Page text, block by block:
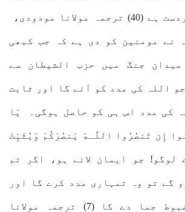
طاقتور اور زبردست ہے (40) ترجمہ مولانا مودودی،
نے مومنین کو دی ہے کہ جب کبھی
میدان جنگ میں حزب الشیطان سے
اللہ کی مدد کو آئے گا اور ثابت
کی مدد اس ہی کو حاصل ہوگی۔ يَا
إِن تَنصُرُوا اللَّـهَ يَنصُرْكُمْ وَيُثَبِّتْ
﴿٧﴾ اے لوگو! جو ایمان لائے ہو، اگر تم
گے تو وہ تمہاری مدد کرے گا اور
تمہارے قدم مضبوط جما دے گا (7) ترجمہ مولانا